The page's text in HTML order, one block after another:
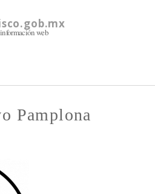
web
Pamplona